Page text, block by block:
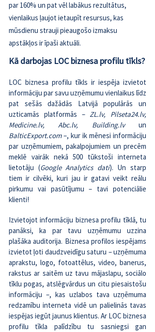
par 160% un pat vēl labākus rezultātus,
vienlaikus ļaujot ietaupīt resursus, kas
mūsdienu strauji pieaugošo izmaksu
apstākļos ir īpaši aktuāli.
Kā darbojas LOC biznesa profilu tīkls?
LOC biznesa profilu tīkls ir iespēja izvietot
informāciju par savu uzņēmumu vienlaikus līdz
pat sešās dažādās Latvijā populārās un
uzticamās platformās – ZL.lv, Pilseta24.lv,
Medicine.lv, Abc.lv, Building.lv
BalticExport.com –, kur ik mēnesi informāciju
par uzņēmumiem, pakalpojumiem un precēm
meklē vairāk nekā 500 tūkstoši interneta
lietotāju (Google Analytics dati). Un starp
tiem ir cilvēki, kuri jau ir gatavi veikt reālu
pirkumu vai pasūtījumu – tavi potenciālie
klienti!
Izvietojot informāciju biznesa profilu tīklā, tu
panāksi, ka par tavu uzņēmumu uzzina
plašāka auditorija. Biznesa profilos iespējams
izvietot ļoti daudzveidīgu saturu – uzņēmuma
aprakstu, logo, fotoattēlus, video, banerus,
rakstus ar saitēm uz tavu mājaslapu, sociālo
tīklu pogas, atslēgvārdus un citu piesaistošu
informāciju –, kas uzlabos tava uzņēmuma
redzamību interneta vidē un palielinās tavas
iespējas iegūt jaunus klientus. Ar LOC biznesa
profilu tīkla palīdzību tu sasniegsi gan